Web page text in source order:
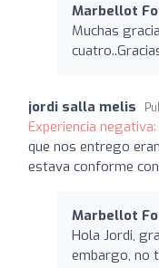
Marbellot
Muchas
jordi salla melis
Experiencia negativa:
que nos entrego
estava conforme
Marbellot
Hola Jordi,
embargo, no